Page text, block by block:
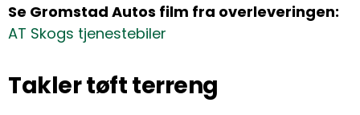
Se Gromstad Autos film fra overleveringen:
AT Skogs tjenestebiler
Takler tøft terreng